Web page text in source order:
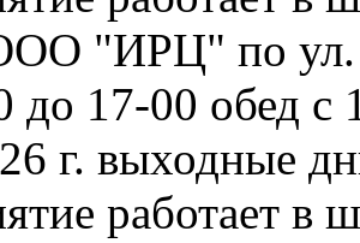
"ИРЦ" по ул.
до 17-00 обед
г. выходные
работает в